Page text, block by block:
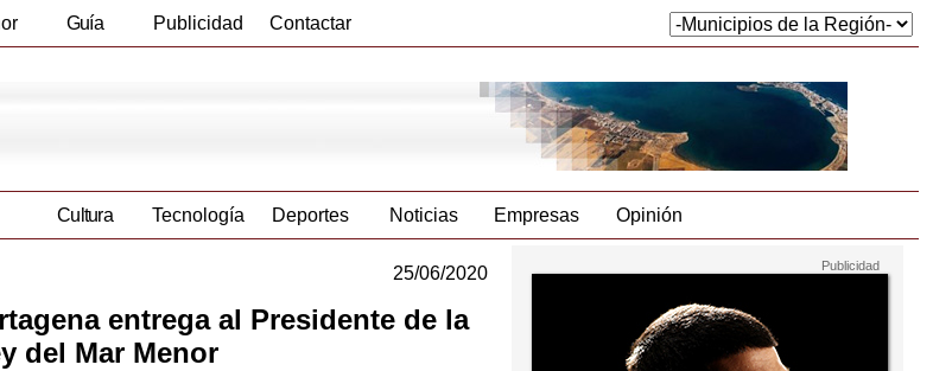
Guía Publicidad Contactar
Cultura Tecnología Deportes Noticias Empresas Opinión
25/06/2020
entrega al Presidente de la
del Mar Menor